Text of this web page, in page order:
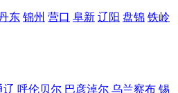
东 锦州 营口 阜新 辽阳 盘锦 铁岭
辽 呼伦贝尔 巴彦淖尔 乌兰察布 锡